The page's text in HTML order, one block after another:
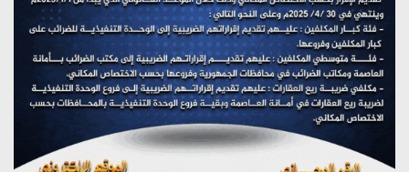
تستمعون لبرنامج (هندسة الوهم)
يوليو 28, 2026
مؤتمر صحفي لمركز عين الإنسانية حول جرائم تحالف العدوان
على اليمن
يوليو 27, 2026